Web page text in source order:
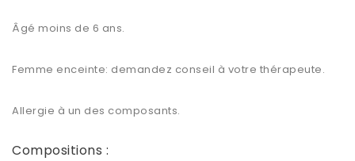
Âgé moins de 6 ans.
Femme enceinte: demandez conseil à votre thérapeute.
Allergie à un des composants.
Compositions :